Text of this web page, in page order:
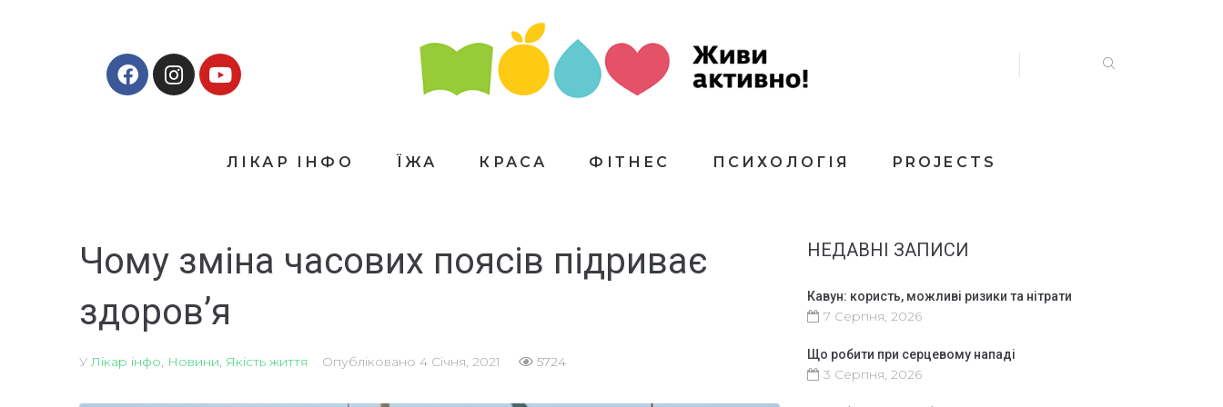
ЛІКАР ІНФО ЇЖА КРАСА ФІТНЕС ПСИХОЛОГІЯ PROJECTS
Чому зміна часових поясів підриває
здоров’я
УЛікар інфо, Новини, Якість життя Опубліковано 4 Січня, 2021 5724
НЕДАВНІ ЗАПИСИ
Кавун: користь, можливі ризики та нітрати
7 Серпня, 2026
Що робити при серцевому нападі
3 Серпня, 2026